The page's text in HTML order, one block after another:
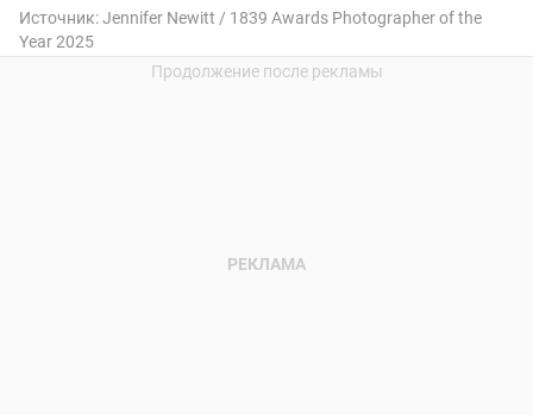
Источник:Jennifer Newitt / 1839 Awards Photographer of the
Year 2025